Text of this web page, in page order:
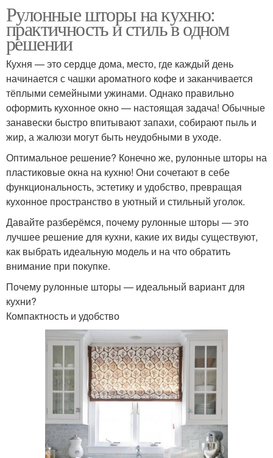
Рулонные шторы на кухню:
практичность и стиль в одном
решении
Кухня — это сердце дома, место, где каждый день
начинается с чашки ароматного кофе и заканчивается
тёплыми семейными ужинами. Однако правильно
оформить кухонное окно — настоящая задача! Обычные
занавески быстро впитывают запахи, собирают пыль и
жир, а жалюзи могут быть неудобными в уходе.
Оптимальное решение? Конечно же, рулонные шторы на
пластиковые окна на кухню! Они сочетают в себе
функциональность, эстетику и удобство, превращая
кухонное пространство в уютный и стильный уголок.
Давайте разберёмся, почему рулонные шторы — это
лучшее решение для кухни, какие их виды существуют,
как выбрать идеальную модель и на что обратить
внимание при покупке.
Почему рулонные шторы — идеальный вариант для
кухни?
Компактность и удобство